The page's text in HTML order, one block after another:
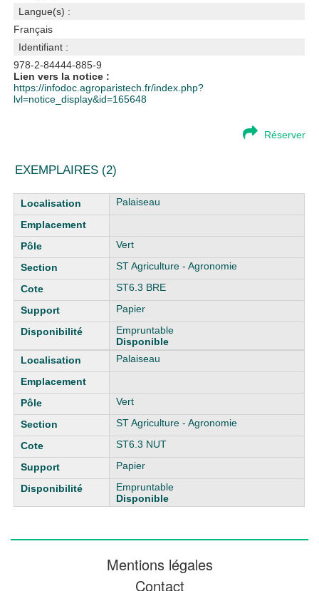
Langue(s) :
Français
Identifiant :
978-2-84444-885-9
Lien vers la notice :
https://infodoc.agroparistech.fr/index.php?
lvl=notice_display&id=165648
Réserver
EXEMPLAIRES (2)
Liste des exemplaires Palaiseau
Vert
ST Agriculture - Agronomie
ST6.3 BRE
Papier
Empruntable
Disponible
Palaiseau
Vert
ST Agriculture - Agronomie
ST6.3 NUT
Papier
Empruntable
Disponible
Mentions légales
Contact